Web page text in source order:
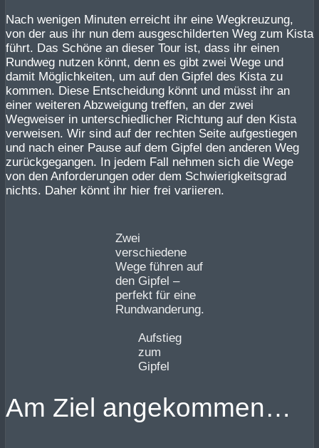
Nach wenigen Minuten erreicht ihr eine Wegkreuzung,
von der aus ihr nun dem ausgeschilderten Weg zum Kista
führt. Das Schöne an dieser Tour ist, dass ihr einen
Rundweg nutzen könnt, denn es gibt zwei Wege und
damit Möglichkeiten, um auf den Gipfel des Kista zu
kommen. Diese Entscheidung könnt und müsst ihr an
einer weiteren Abzweigung treffen, an der zwei
Wegweiser in unterschiedlicher Richtung auf den Kista
verweisen. Wir sind auf der rechten Seite aufgestiegen
und nach einer Pause auf dem Gipfel den anderen Weg
zurückgegangen. In jedem Fall nehmen sich die Wege
von den Anforderungen oder dem Schwierigkeitsgrad
nichts. Daher könnt ihr hier frei variieren.
Zwei
verschiedene
Wege führen auf
den Gipfel –
perfekt für eine
Rundwanderung.
Aufstieg
zum
Gipfel
Am Ziel angekommen…